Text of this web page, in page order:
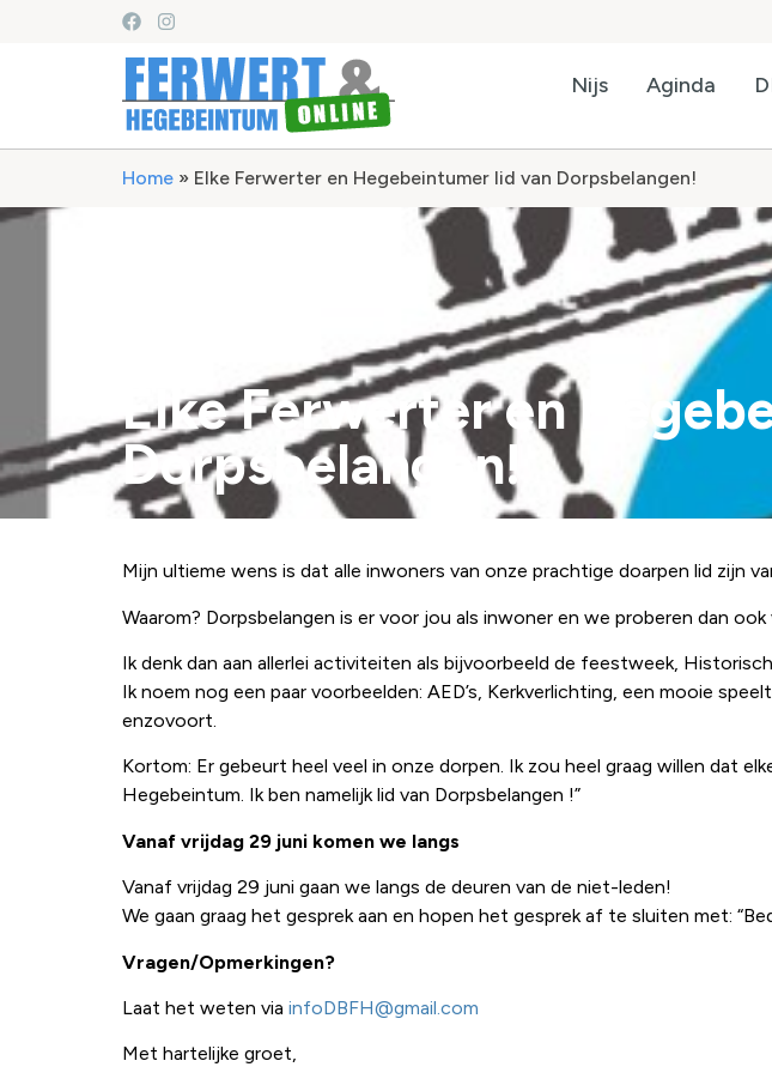
Nijs Aginda
Home » Elke Ferwerter en Hegebeintumer lid van Dorpsbelangen!
Elke Ferwerter en
Dorpsbelangen!
Mijn ultieme wens is dat alle inwoners van onze prachtige doarpen lid zijn
Waarom? Dorpsbelangen is er voor jou als inwoner en we proberen dan
Ik denk dan aan allerlei activiteiten als bijvoorbeeld de feestweek,
Ik noem nog een paar voorbeelden: AED’s, Kerkverlichting, een mooie
enzovoort.
Kortom: Er gebeurt heel veel in onze dorpen. Ik zou heel graag willen dat
Hegebeintum. Ik ben namelijk lid van Dorpsbelangen !”
Vanaf vrijdag 29 juni komen we langs
Vanaf vrijdag 29 juni gaan we langs de deuren van de niet-leden!
We gaan graag het gesprek aan en hopen het gesprek af te sluiten met:
Vragen/Opmerkingen?
Laat het weten via infoDBFH@gmail.com
Met hartelijke groet,